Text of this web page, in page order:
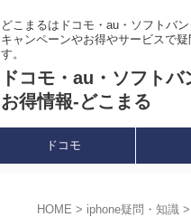
どこまるはドコモ・au・ソフトバ
キャンペーンやお得やサービスで
す。
ドコモ・au・ソフト
お得情報-どこまる
ドコモ
HOME > iphone疑問・知識 >